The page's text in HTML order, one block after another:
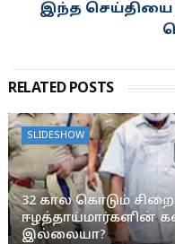
இந்த செய்தியை
RELATED POSTS
SLIDESHOW
32 கால கொடும்
ஈழத்தாய்மார்களின்
இல்லையா?